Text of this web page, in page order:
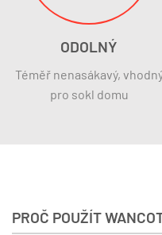
ODOLNÝ
Téměř nenasákavý,
pro sokl domu
PROČ POUŽÍT